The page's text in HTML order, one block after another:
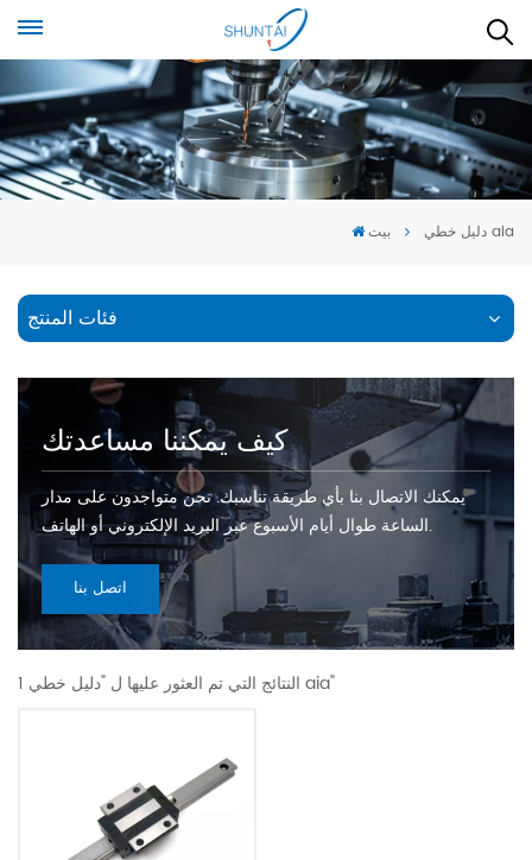
بيت دليل خطي aia
فئات المنتج
كيف يمكننا مساعدتك
يمكنك الاتصال بنا بأي طريقة تناسبك. نحن متواجدون على مدار
الساعة طوال أيام الأسبوع عبر البريد الإلكتروني أو الهاتف.
اتصل بنا
1 النتائج التي تم العثور عليها ل "دليل خطي aia"